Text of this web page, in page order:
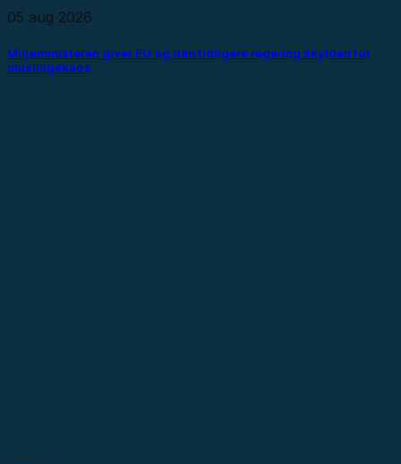
05 aug 2026
Miljøministeren giver EU og den tidligere regering skylden for
muslingekaos